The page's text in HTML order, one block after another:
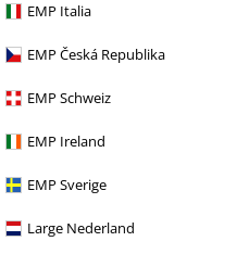
EMP Italia
EMP Česká Republika
EMP Schweiz
EMP Ireland
EMP Sverige
Large Nederland